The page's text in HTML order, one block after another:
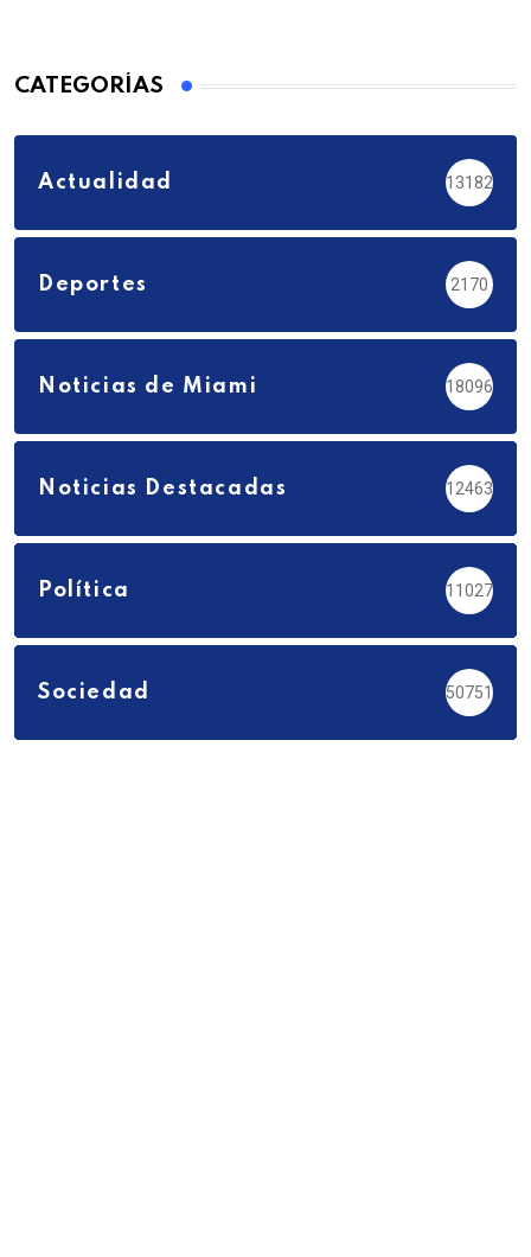
CATEGORÍAS
Actualidad 13182
Deportes 2170
Noticias de Miami 18096
Noticias Destacadas 12463
Política 11027
Sociedad 50751